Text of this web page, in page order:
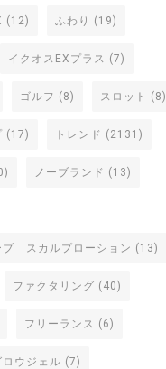
(12) ふわり (19)
イクオスEXプラス (7)
ゴルフ (8) スロット (8)
(17) トレンド (2131)
ノーブランド (13)
ブ スカルプローション (13)
ファクタリング (40)
フリーランス (6)
ウジェル (7)